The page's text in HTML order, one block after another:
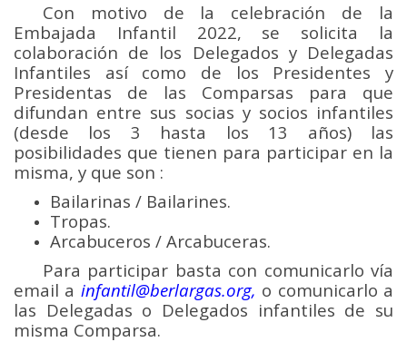
Con motivo de la celebración de la
Embajada Infantil 2022, se solicita la
colaboración de los Delegados y Delegadas
Infantiles así como de los Presidentes y
Presidentas de las Comparsas para que
difundan entre sus socias y socios infantiles
(desde los 3 hasta los 13 años) las
posibilidades que tienen para participar en la
misma, y que son :
Bailarinas / Bailarines.
Tropas.
Arcabuceros / Arcabuceras.
Para participar basta con comunicarlo vía
email a infantil@berlargas.org, o comunicarlo a
las Delegadas o Delegados infantiles de su
misma Comparsa.